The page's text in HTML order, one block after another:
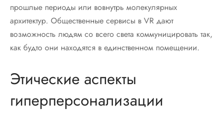
прошлые периоды или вовнутрь молекулярных
архитектур. Общественные сервисы в VR дают
возможность людям со всего света коммуницировать так,
как будто они находятся в единственном помещении.
Этические аспекты
гиперперсонализации